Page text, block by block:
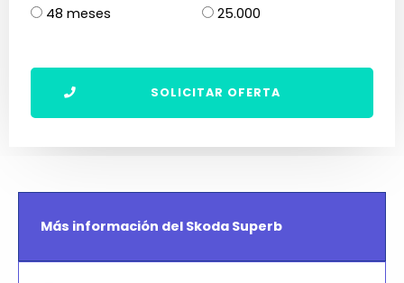
48 meses
25.000
SOLICITAR OFERTA
Más información del Skoda Superb